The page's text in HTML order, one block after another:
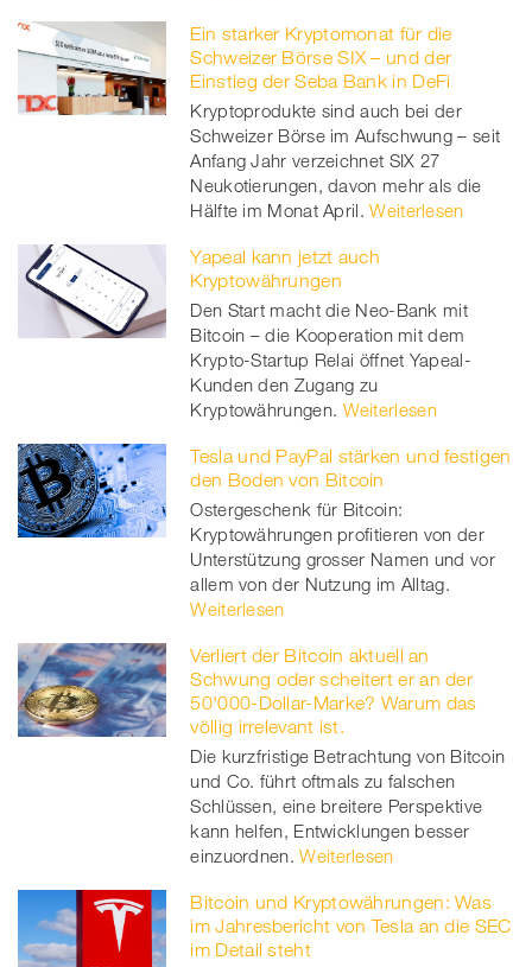
Ein starker Kryptomonat für die
Schweizer Börse SIX – und der
Einstieg der Seba Bank in DeFi
Kryptoprodukte sind auch bei der
Schweizer Börse im Aufschwung – seit
Anfang Jahr verzeichnet SIX 27
Neukotierungen, davon mehr als die
Hälfte im Monat April. Weiterlesen
Yapeal kann jetzt auch
Kryptowährungen
Den Start macht die Neo-Bank mit
Bitcoin – die Kooperation mit dem
Krypto-Startup Relai öffnet Yapeal-
Kunden den Zugang zu
Kryptowährungen. Weiterlesen
Tesla und PayPal stärken und festigen
den Boden von Bitcoin
Ostergeschenk für Bitcoin:
Kryptowährungen profitieren von der
Unterstützung grosser Namen und vor
allem von der Nutzung im Alltag.
Weiterlesen
Verliert der Bitcoin aktuell an
Schwung oder scheitert er an der
50'000-Dollar-Marke? Warum das
völlig irrelevant ist.
Die kurzfristige Betrachtung von Bitcoin
und Co. führt oftmals zu falschen
Schlüssen, eine breitere Perspektive
kann helfen, Entwicklungen besser
einzuordnen. Weiterlesen
Bitcoin und Kryptowährungen: Was
im Jahresbericht von Tesla an die SEC
im Detail steht